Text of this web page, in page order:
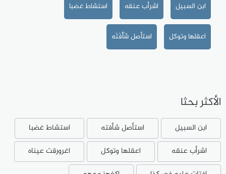
ابن السبيل اشرأب عنقه استشاط غضبا
اعقلها وتوكل استأصل شَأْفَتَه
الأكثر بحثا
ابن السبيل استأصل شأفته
استشاط غضبا
اشرأب عنقه
اعقلها وتوكل
اغرورقت عيناه